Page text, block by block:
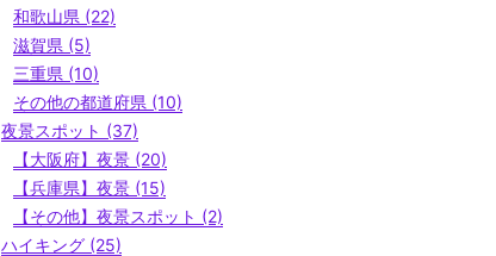
和歌山県 (22)
滋賀県 (5)
三重県 (10)
その他の都道府県 (10)
夜景スポット (37)
【大阪府】夜景 (20)
【兵庫県】夜景 (15)
【その他】夜景スポット (2)
ハイキング (25)